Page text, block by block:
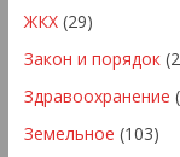
ЖКХ(29)
Закон и порядок
Здравоохранение
Земельное (103)